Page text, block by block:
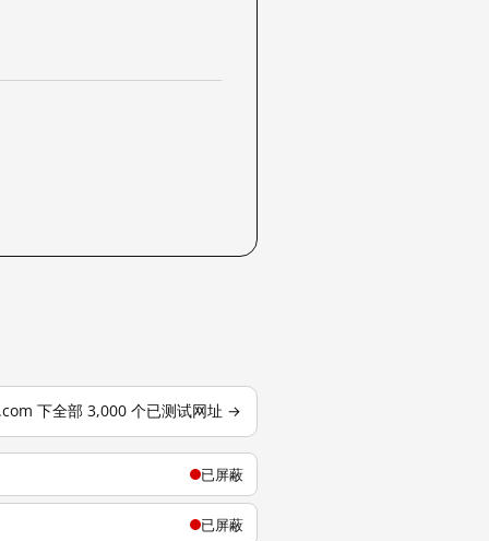
下全部 3,000 个已测试网址 →
已屏蔽
已屏蔽